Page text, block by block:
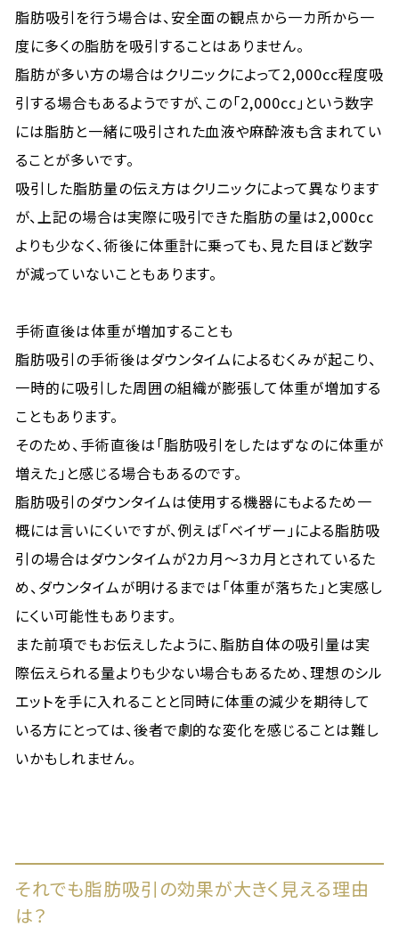
脂肪吸引を行う場合は、安全面の観点から一カ所から一
度に多くの脂肪を吸引することはありません。
脂肪が多い方の場合はクリニックによって2,000cc程度吸
引する場合もあるようですが、この「2,000cc」という数字
には脂肪と一緒に吸引された血液や麻酔液も含まれてい
ることが多いです。
吸引した脂肪量の伝え方はクリニックによって異なります
が、上記の場合は実際に吸引できた脂肪の量は2,000cc
よりも少なく、術後に体重計に乗っても、見た目ほど数字
が減っていないこともあります。
手術直後は体重が増加することも
脂肪吸引の手術後はダウンタイムによるむくみが起こり、
一時的に吸引した周囲の組織が膨張して体重が増加する
こともあります。
そのため、手術直後は「脂肪吸引をしたはずなのに体重が
増えた」と感じる場合もあるのです。
脂肪吸引のダウンタイムは使用する機器にもよるため一
概には言いにくいですが、例えば「ベイザー」による脂肪吸
引の場合はダウンタイムが2カ月～3カ月とされているた
め、ダウンタイムが明けるまでは「体重が落ちた」と実感し
にくい可能性もあります。
また前項でもお伝えしたように、脂肪自体の吸引量は実
際伝えられる量よりも少ない場合もあるため、理想のシル
エットを手に入れることと同時に体重の減少を期待して
いる方にとっては、後者で劇的な変化を感じることは難し
いかもしれません。
それでも脂肪吸引の効果が大きく見える理由
は？